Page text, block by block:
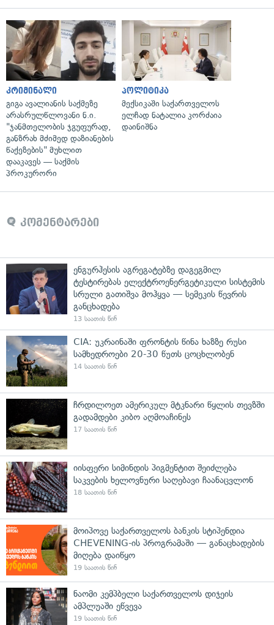
კრიმინალი
გიგა ავალიანის საქმეზე
არასრულწლოვანი ნ.ი.
"ჯანმთელობის ჯგუფურად,
განზრახ მძიმედ დაზიანების
წაქეზების" მუხლით
დააკავეს — საქმის
პროკურორი
პოლიტიკა
მექსიკაში საქართველოს
ელჩად ნატალია კორძაია
დაინიშნა
კომენტარები
ენგურჰესის აგრეგატებზე დაგეგმილ
ტესტირებას ელექტროენერგეტიკული სისტემის
სრული გათიშვა მოჰყვა — სემეკის წევრის
განცხადება
13 საათის წინ
CIA: უკრაინაში ფრონტის წინა ხაზზე რუსი
სამხედროები 20-30 წუთს ცოცხლობენ
14 საათის წინ
ჩრდილოეთ ამერიკულ მტკნარი წყლის თევზში
გადამდები კიბო აღმოაჩინეს
17 საათის წინ
იისფერი სიმინდის პიგმენტით შეიძლება
საკვების ხელოვნური საღებავი ჩაანაცვლონ
18 საათის წინ
მოიპოვე საქართველოს ბანკის სტიპენდია
CHEVENING-ის პროგრამაში — განაცხადების
მიღება დაიწყო
19 საათის წინ
ნაომი კემპბელი საქართველოს დიჯეის
ამპლუაში ეწვევა
19 საათის წინ